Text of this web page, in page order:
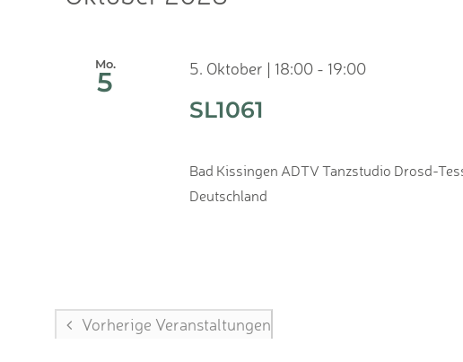
Mo.
5
SL1061
5. Oktober | 18:00- 19:00
Bad Kissingen ADTV Tanzstudio Drosd-
Deutschland
Vorherige Veranstaltungen